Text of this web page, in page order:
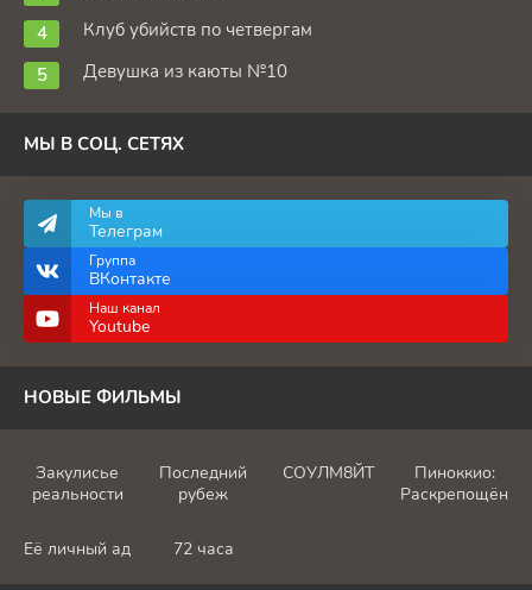
Клуб убийств по четвергам
Девушка из каюты №10
МЫ В СОЦ. СЕТЯХ
Мы в
Телеграм
Группа
ВКонтакте
Наш канал
Youtube
НОВЫЕ ФИЛЬМЫ
Закулисье
реальности
Последний
рубеж
СОУЛМ8ЙТ
Пиноккио:
Её личный ад 72 часа